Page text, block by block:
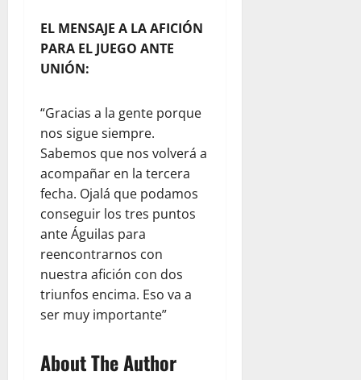
EL MENSAJE A LA AFICIÓN
PARA EL JUEGO ANTE
UNIÓN:
“Gracias a la gente porque
nos sigue siempre.
Sabemos que nos volverá a
acompañar en la tercera
fecha. Ojalá que podamos
conseguir los tres puntos
ante Águilas para
reencontrarnos con
nuestra afición con dos
triunfos encima. Eso va a
ser muy importante”
About The Author